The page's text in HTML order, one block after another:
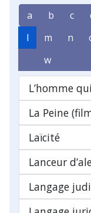
a b c
l
m n
w
L’homme
La Peine
Laïcité
Lanceur
Langage